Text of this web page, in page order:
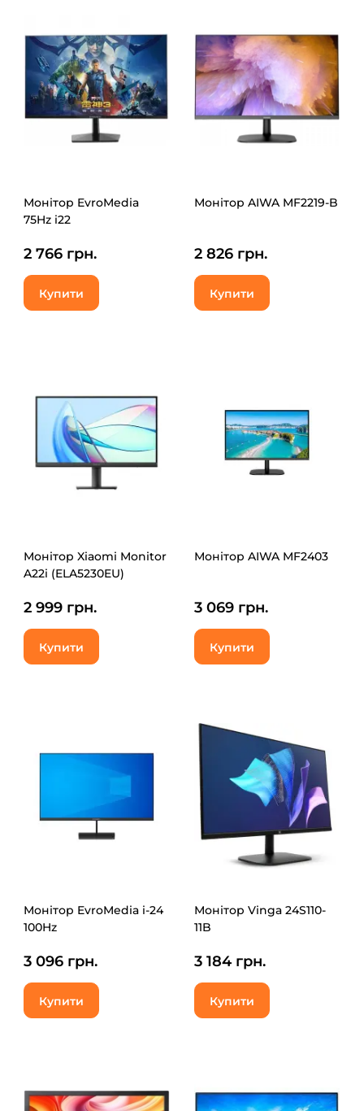
Монітор EvroMedia
75Hz i22
2 766 грн.
Купити
Монітор AIWA MF2219-B
2 826 грн.
Купити
Монітор Xiaomi Monitor
A22i (ELA5230EU)
2 999 грн.
Купити
Монітор AIWA MF2403
3 069 грн.
Купити
Монітор EvroMedia i-24
100Hz
3 096 грн.
Купити
Монітор Vinga 24S110-
11B
3 184 грн.
Купити